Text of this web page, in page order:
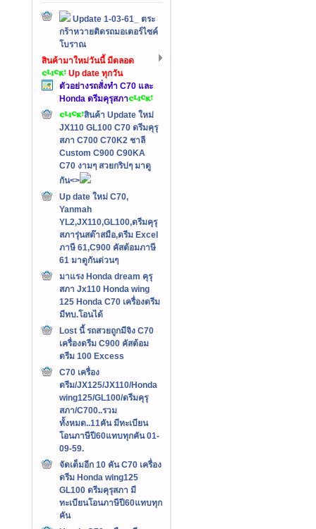
Update 1-03-61_ ตระ
กร้าหวายติดรถมอเตอร์ไซค์
โบราณ
สินค้ามาใหม่วันนี้ มีตลอด
Up date ทุกวัน
ตัวอย่างรถสั่งทำ C70 และ
Honda ดรีมคุรุสภา
สินค้า Update ใหม่
JX110 GL100 C70 ดรีมคุรุ
สภา C700 C70K2 ชาลี
Custom C900 C90KA
C70 งามๆ สวยกริปๆ มาดู
กัน<>
Up date ใหม่ C70,
Yanmah
YL2,JX110,GL100,ดรีมคุรุ
สภารุ่นสต๊าสมือ,ดรีม Excel
ภาษี 61,C900 คัสต้อมภาษี
61 มาดูกันด่วนๆ
มาแรง Honda dream คุรุ
สภา Jx110 Honda wing
125 Honda C70 เครื่องดรีม
มีทบ.โอนได้
Lost นี้ รถสวยถูกมีจิง C70
เครื่องดรีม C900 คัสต้อม
ดรีม 100 Excess
C70 เครื่อง
ดรีม/JX125/JX110/Honda
wing125/GL100/ดรีมคุรุ
สภา/C700..รวม
ทั้งหมด..11คัน มีทะเบียน
โอนภาษีปี60แทบทุกคัน 01-
09-59.
จัดเต็มอีก 10 คัน C70 เครื่อง
ดรีม Honda wing125
GL100 ดรีมคุรุสภา มี
ทะเบียนโอนภาษีปี60แทบทุก
คัน